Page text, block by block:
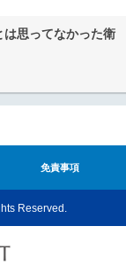
思ってなかった衛
免責事項
Reserved.